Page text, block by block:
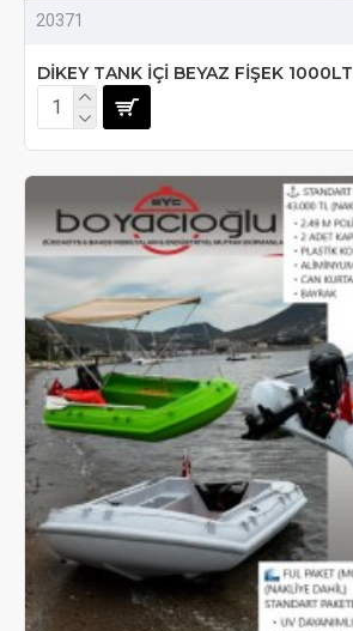
20371
DİKEY TANK İÇİ BEYAZ FİŞEK 1000LT